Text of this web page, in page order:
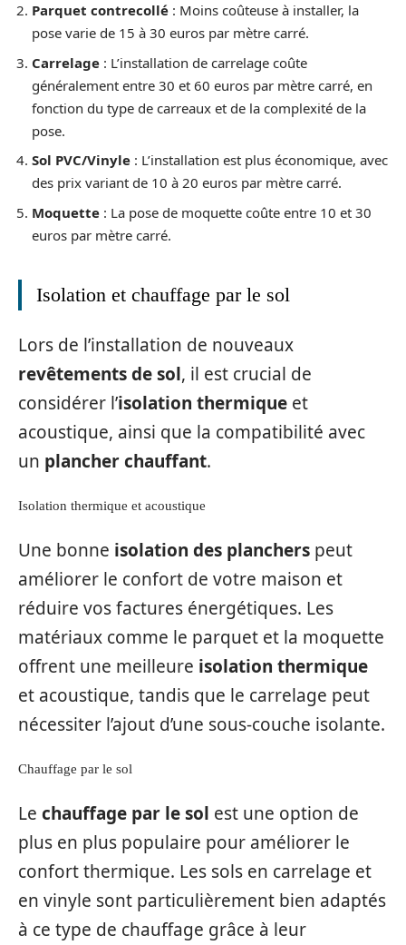
Parquet contrecollé : Moins coûteuse à installer, la
pose varie de 15 à 30 euros par mètre carré.
Carrelage : L’installation de carrelage coûte
généralement entre 30 et 60 euros par mètre carré, en
fonction du type de carreaux et de la complexité de la
pose.
Sol PVC/Vinyle : L’installation est plus économique, avec
des prix variant de 10 à 20 euros par mètre carré.
Moquette : La pose de moquette coûte entre 10 et 30
euros par mètre carré.
Isolation et chauffage par le sol
Lors de l’installation de nouveaux
revêtements de sol, il est crucial de
considérer l’isolation thermique et
acoustique, ainsi que la compatibilité avec
un plancher chauffant.
Isolation thermique et acoustique
Une bonne isolation des planchers peut
améliorer le confort de votre maison et
réduire vos factures énergétiques. Les
matériaux comme le parquet et la moquette
offrent une meilleure isolation thermique
et acoustique, tandis que le carrelage peut
nécessiter l’ajout d’une sous-couche isolante.
Chauffage par le sol
Le chauffage par le sol est une option de
plus en plus populaire pour améliorer le
confort thermique. Les sols en carrelage et
en vinyle sont particulièrement bien adaptés
à ce type de chauffage grâce à leur